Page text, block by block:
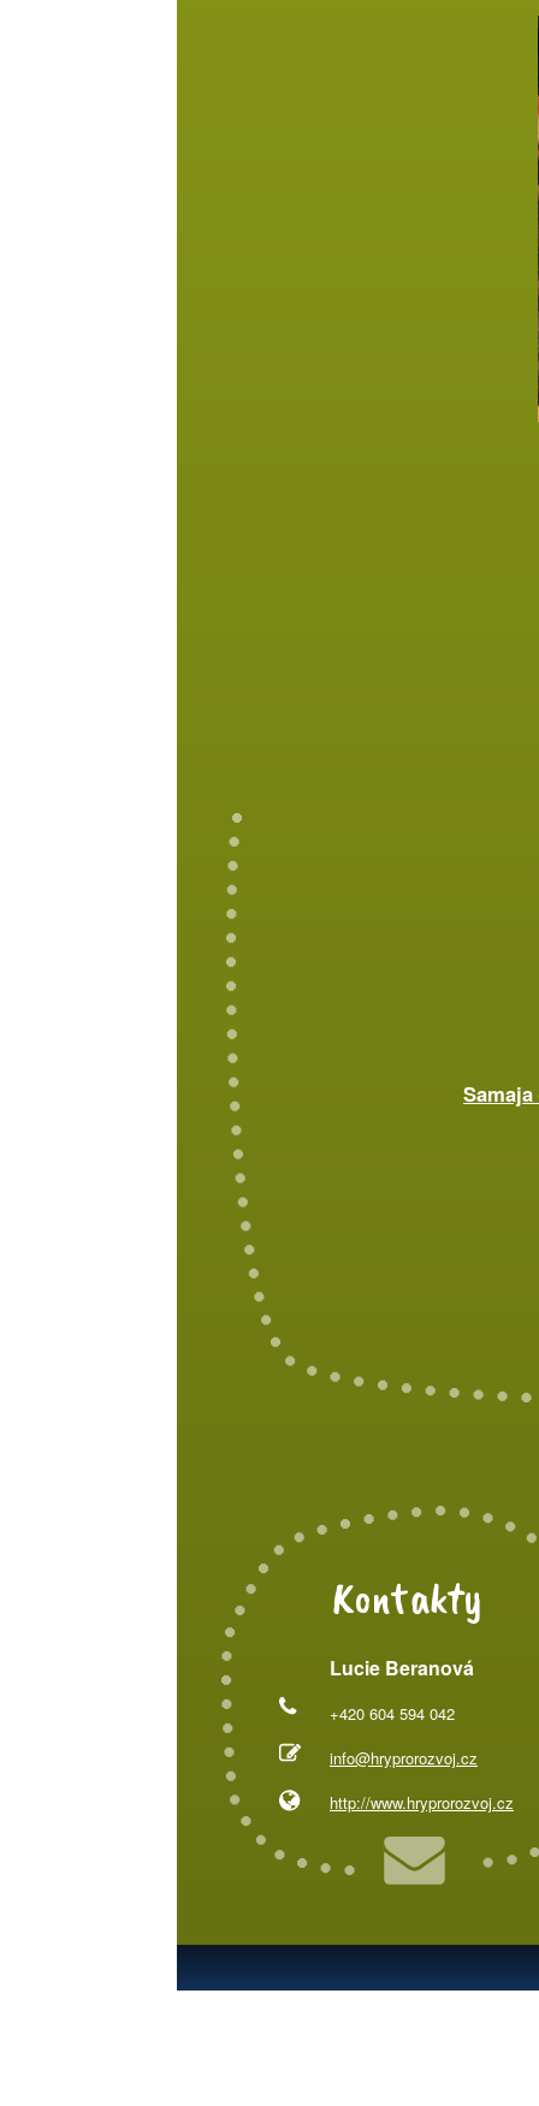
Kontakty
Lucie Beranová
+420 604 594 042
info@hryprorozvoj.cz
http://www.hryprorozvoj.cz